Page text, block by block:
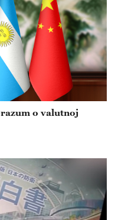
o valutnoj